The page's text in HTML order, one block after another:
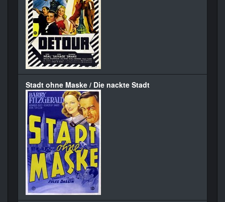
Stadt ohne Maske / Die nackte Stadt